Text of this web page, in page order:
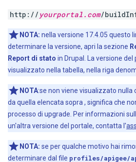
http:// yourportal.com/
NOTA: nella versione 17.4.05 questo
determinare la versione, apri la sezione
Report di stato in Drupal. La versione del
visualizzato nella tabella, nella riga
NOTA:se non viene visualizzato nulla
da quella elencata sopra , significa che
processo di upgrade. Per informazioni
un'altra versione del portale, contatta l'
NOTA: se per qualche motivo hai
determinare dal file profiles/apigee/